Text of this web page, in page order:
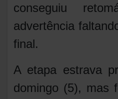
conseguiu
advertência
final.
A etapa estrava
domingo (5), mas